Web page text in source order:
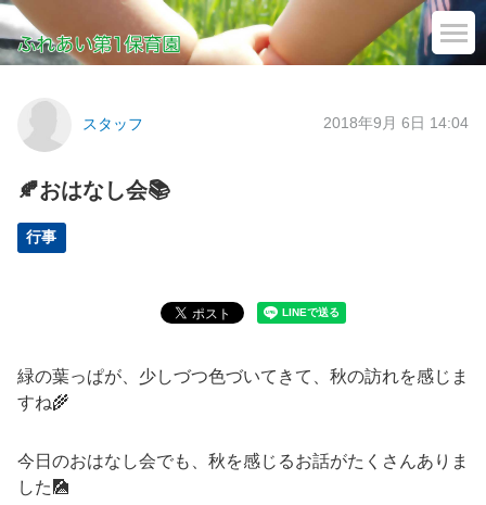
スタッフ 2018年9月 6日 14:04
🍂おはなし会📚
行事
緑の葉っぱが、少しづつ色づいてきて、秋の訪れを感じま
すね🌾
今日のおはなし会でも、秋を感じるお話がたくさんありま
した🎑